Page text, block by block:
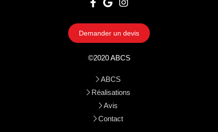
Demander un devis
©2020 ABCS
ABCS
Réalisations
Avis
Contact